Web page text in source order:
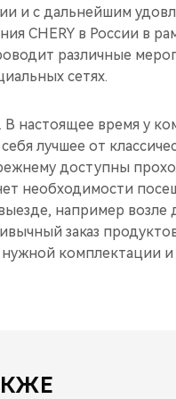
и с дальнейшим
CHERY в России в
различные
сетях.
настоящее время у
лучшее от
доступны
необходимости
например
заказ
комплектации и